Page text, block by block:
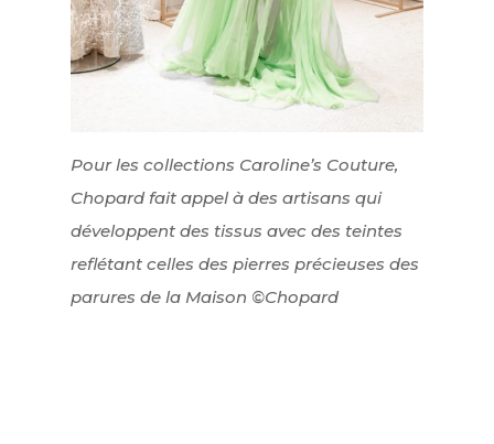
Pour les collections Caroline’s Couture,
Chopard fait appel à des artisans qui
développent des tissus avec des teintes
reflétant celles des pierres précieuses des
parures de la Maison ©Chopard